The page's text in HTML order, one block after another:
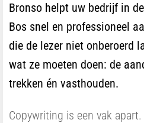
Bronso helpt uw bedrijf in
Bos snel en professioneel
die de lezer niet onberoerd
wat ze moeten doen: de
trekken én vasthouden.
Copywriting is een vak